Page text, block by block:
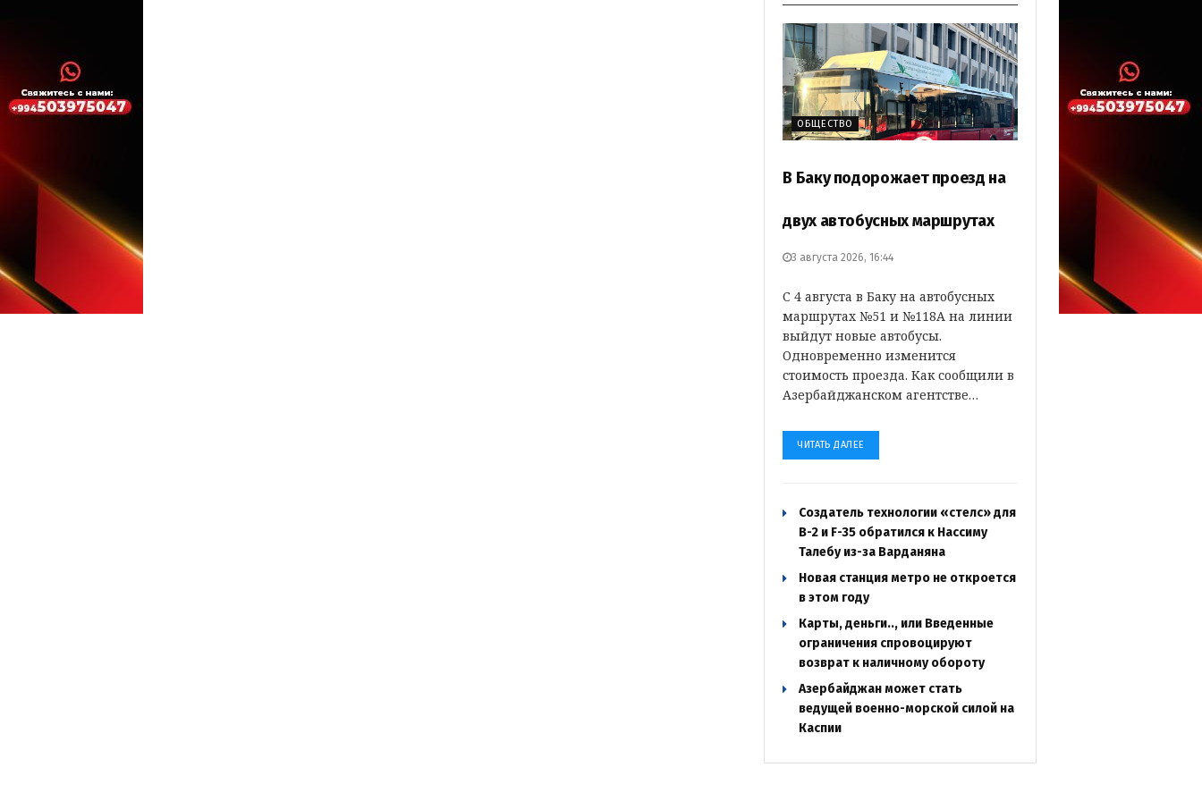
ОБЩЕСТВО
В Баку подорожает проезд на
двух автобусных маршрутах
3 августа 2026, 16:44
С 4 августа в Баку на автобусных
маршрутах №51 и №118А на линии
выйдут новые автобусы.
Одновременно изменится
стоимость проезда. Как сообщили в
Азербайджанском агентстве…
ЧИТАТЬ ДАЛЕЕ
Создатель технологии «стелс» для
B-2 и F-35 обратился к Нассиму
Талебу из-за Варданяна
Новая станция метро не откроется
в этом году
Карты, деньги.., или Введенные
ограничения спровоцируют
возврат к наличному обороту
Азербайджан может стать
ведущей военно-морской силой на
Каспии